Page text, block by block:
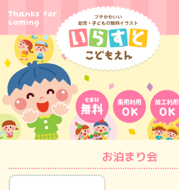
お泊まり会